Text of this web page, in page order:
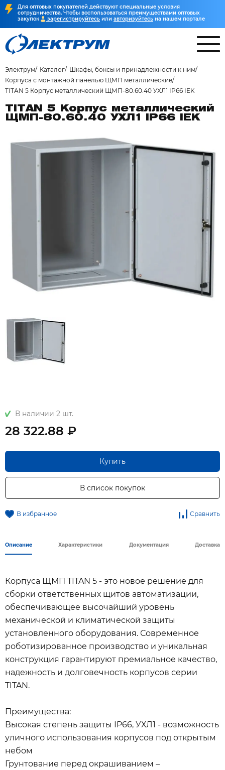
Для оптовых покупателей действуют специальные условия
сотрудничества. Чтобы воспользоваться преимуществами оптовых
закупок
зарегистрируйтесь или авторизуйтесь на нашем портале
Электрум Каталог
Шкафы, боксы и принадлежности к ним
Корпуса с монтажной панелью ЩМП металлические
TITAN 5 Корпус металлический ЩМП-80.60.40 УХЛ1 IP66 IEK
TITAN 5 Корпус металлический
ЩМП-80.60.40 УХЛ1 IP66 IEK
В наличии 2 шт.
28 322.88 ₽
Купить
В список покупок
В избранное Сравнить
Описание Характеристики Документация Доставка
Корпуса ЩМП TITAN 5 - это новое решение для
сборки ответственных щитов автоматизации,
обеспечивающее высочайший уровень
механической и климатической защиты
установленного оборудования. Современное
роботизированное производство и уникальная
конструкция гарантируют премиальное качество,
надежность и долговечность корпусов серии
TITAN.
Преимущества:
Высокая степень защиты IP66, УХЛ1 - возможность
уличного использования корпусов под открытым
небом
Грунтование перед окрашиванием –